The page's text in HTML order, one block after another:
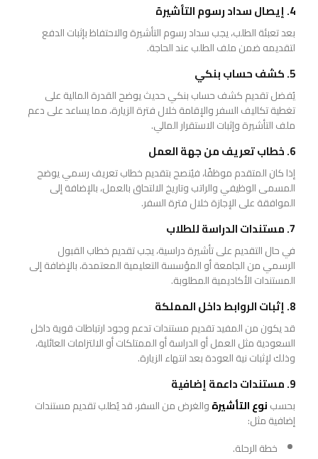
4. إيصال سداد رسوم التأشيرة
بعد تعبئة الطلب، يجب سداد رسوم التأشيرة والاحتفاظ بإثبات الدفع
لتقديمه ضمن ملف الطلب عند الحاجة.
5. كشف حساب بنكي
يُفضل تقديم كشف حساب بنكي حديث يوضح القدرة المالية على
تغطية تكاليف السفر والإقامة خلال فترة الزيارة، مما يساعد على دعم
ملف التأشيرة وإثبات الاستقرار المالي.
6. خطاب تعريف من جهة العمل
إذا كان المتقدم موظفًا، فيُنصح بتقديم خطاب تعريف رسمي يوضح
المسمى الوظيفي والراتب وتاريخ الالتحاق بالعمل، بالإضافة إلى
الموافقة على الإجازة خلال فترة السفر.
7. مستندات الدراسة للطلاب
في حال التقديم على تأشيرة دراسية، يجب تقديم خطاب القبول
الرسمي من الجامعة أو المؤسسة التعليمية المعتمدة، بالإضافة إلى
المستندات الأكاديمية المطلوبة.
8. إثبات الروابط داخل المملكة
قد يكون من المفيد تقديم مستندات تدعم وجود ارتباطات قوية داخل
السعودية مثل العمل أو الدراسة أو الممتلكات أو الالتزامات العائلية،
وذلك لإثبات نية العودة بعد انتهاء الزيارة.
9. مستندات داعمة إضافية
بحسبنوع التأشيرةوالغرض من السفر، قد يُطلب تقديم مستندات
إضافية مثل:
خطة الرحلة.